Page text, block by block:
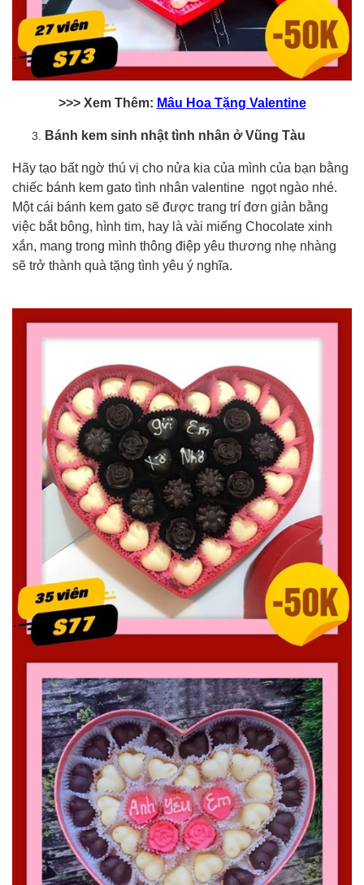
>>> Xem Thêm: Mâu Hoa Tặng Valentine
Bánh kem sinh nhật tình nhân ở Vũng Tàu
Hãy tạo bất ngờ thú vị cho nửa kia của mình của bạn bằng
chiếc bánh kem gato tình nhân valentine ngọt ngào nhé.
Một cái bánh kem gato sẽ được trang trí đơn giản bằng
việc bắt bông, hình tim, hay là vài miếng Chocolate xinh
xắn, mang trong mình thông điệp yêu thương nhẹ nhàng
sẽ trở thành quà tặng tình yêu ý nghĩa.